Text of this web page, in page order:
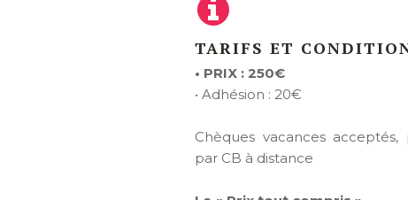
TARIFS ET
• PRIX : 250€
• Adhésion : 20€
Chèques vacances acceptés,
par CB à distance